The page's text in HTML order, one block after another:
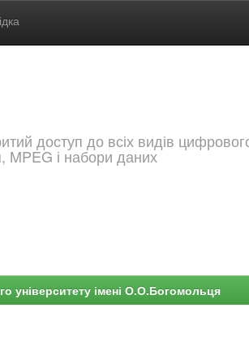
доступ до всіх видів
MPEG і набори даних
університету імені О.О.Богомольця